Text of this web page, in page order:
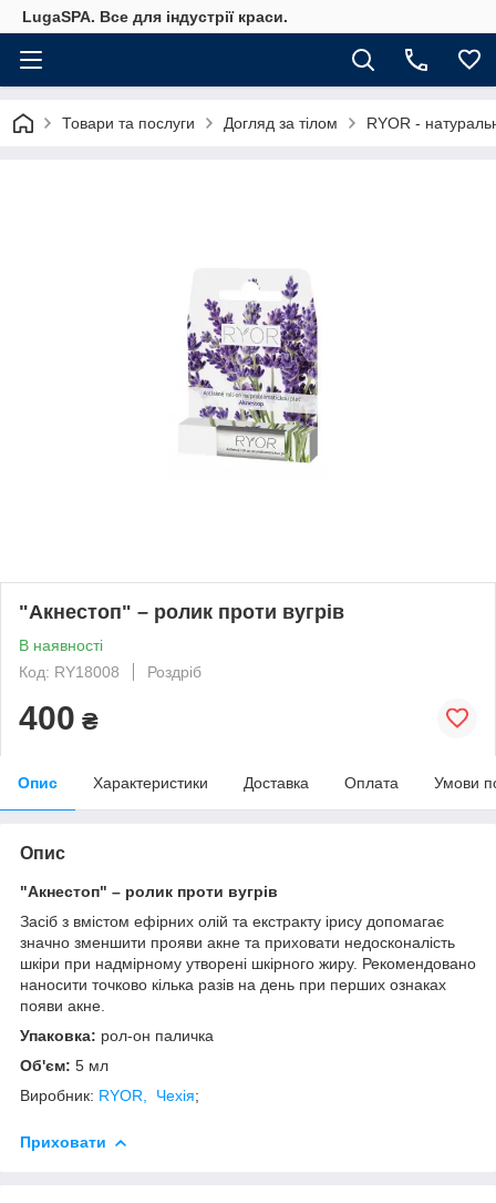
LugaSPA. Все для індустрії краси.
Товари та послуги Догляд за тілом RYOR -
"Акнестоп" – ролик проти вугрів
В наявності
Код: RY18008
Роздріб
400 ₴
Опис Характеристики Доставка Оплата Умови
Опис
"Акнестоп" – ролик проти вугрів
Засіб з вмістом ефірних олій та екстракту ірису допомагає
значно зменшити прояви акне та приховати недосконалість
шкіри при надмірному утворені шкірного жиру. Рекомендовано
наносити точково кілька разів на день при перших ознаках
появи акне.
Упаковка: рол-он паличка
Об'єм: 5 мл
Виробник: RYOR, Чехія;
Приховати